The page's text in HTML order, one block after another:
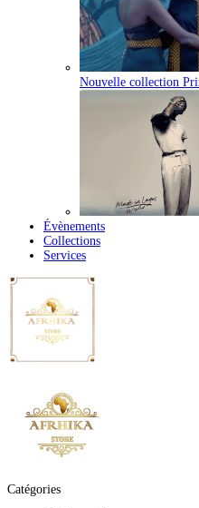
Nouvelle collection
Évènements
Collections
Services
Catégories